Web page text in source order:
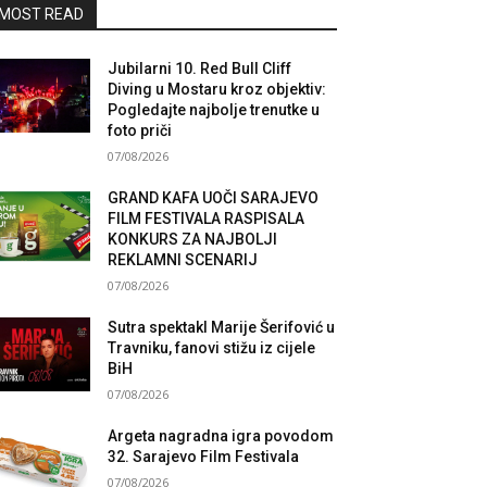
READ
Jubilarni 10. Red Bull Cliff
Diving u Mostaru kroz objektiv:
Pogledajte najbolje trenutke u
foto priči
07/08/2026
GRAND KAFA UOČI SARAJEVO
FILM FESTIVALA RASPISALA
KONKURS ZA NAJBOLJI
REKLAMNI SCENARIJ
07/08/2026
Sutra spektakl Marije Šerifović u
Travniku, fanovi stižu iz cijele
BiH
07/08/2026
Argeta nagradna igra povodom
32. Sarajevo Film Festivala
07/08/2026